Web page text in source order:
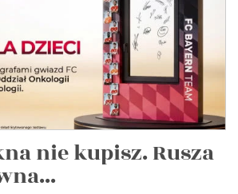
nie kupisz. Rusza